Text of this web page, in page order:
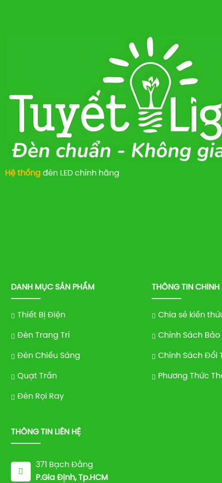
Hệ thống đèn LED chính hãng
DANH MỤC SẢN PHẨM
Thiết Bị Điện
Đèn Trang Trí
Đèn Chiếu Sáng
Quạt Trần
Đèn Rọi Ray
THÔNG TIN CHÍNH
Chia sẻ kiến
Chính Sách Bảo
Chính Sách Đổi
Phương Thức
THÔNG TIN LIÊN HỆ
371 Bạch Đằng
P.Gia Định, Tp.HCM